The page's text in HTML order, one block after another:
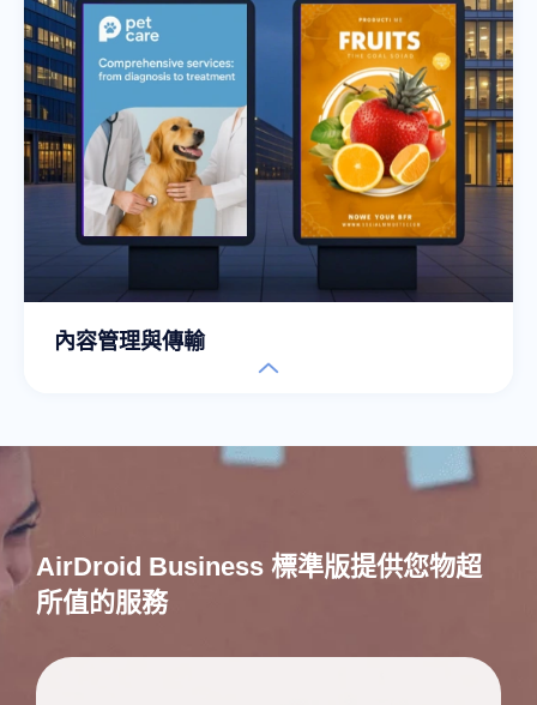
內容管理與傳輸
AirDroid Business 標準版提供您物超
所值的服務